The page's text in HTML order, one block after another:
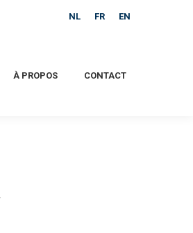
NL FR EN
À PROPOS CONTACT